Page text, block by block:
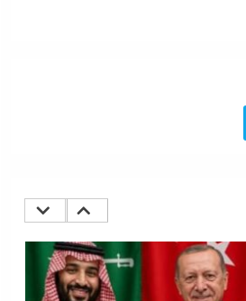
التعليم”..تكريم مستحق أم شهادة تجميل لفشل